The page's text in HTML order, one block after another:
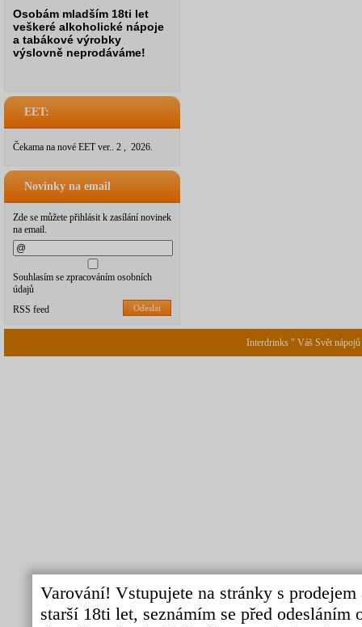
Osobám mladším 18ti let
veškeré alkoholické nápoje
a tabákové výrobky
výslovně neprodáváme!
EET:
Čekama na nové EET ver.. 2 , 2026.
Novinky na email
Zde se můžete přihlásit k zasílání novinek
na email.
Souhlasím se zpracováním osobních
údajů
Odeslat
RSS feed
Interdrinks " Váš Svět
Varování! Vstupujete na stránky s
starší 18ti let, seznámím se před